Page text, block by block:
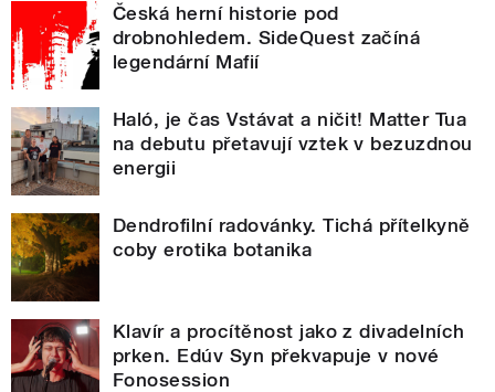
Česká herní historie pod
drobnohledem. SideQuest začíná
legendární Mafií
Haló, je čas Vstávat a ničit! Matter Tua
na debutu přetavují vztek v bezuzdnou
energii
Dendrofilní radovánky. Tichá přítelkyně
coby erotika botanika
Klavír a procítěnost jako z divadelních
prken. Edúv Syn překvapuje v nové
Fonosession